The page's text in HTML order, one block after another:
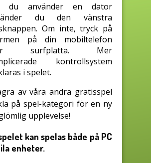
du använder en dator
du den vänstra
Om inte, tryck på
på din mobiltelefon
surfplatta. Mer
kontrollsystem
i spelet.
av våra andra gratisspel
på spel-kategori för en ny
upplevelse!
kan spelas både på PC
enheter.